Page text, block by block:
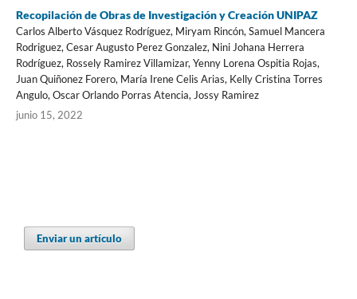
Recopilación de Obras de Investigación y Creación UNIPAZ
Carlos Alberto Vásquez Rodríguez, Miryam Rincón, Samuel Mancera
Rodriguez, Cesar Augusto Perez Gonzalez, Nini Johana Herrera
Rodríguez, Rossely Ramirez Villamizar, Yenny Lorena Ospitia Rojas,
Juan Quiñonez Forero, María Irene Celis Arias, Kelly Cristina Torres
Angulo, Oscar Orlando Porras Atencia, Jossy Ramirez
junio 15, 2022
Enviar un artículo